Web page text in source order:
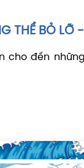
THỂ BỎ LỠ
cho đến